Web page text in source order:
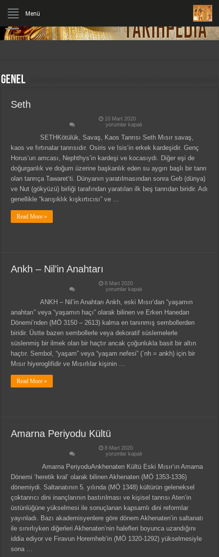
Genel
Seth
10 Mart 2020
Seth
yorumlar kapalı
SETHKötülük, Savaş, Kaos Tanrısı Seth Mısır savaş,
kaos ve fırtınalar tanrısıdır. Osiris ve Isis‘in erkek kardeşidir. Genç
Horus‘un amcası, Nephthys’in kardeşi ve kocasıydı. Diğer eşi de
doğurganlık ve doğum üzerine başkanlık eden su aygırı başlı bir tanrı
olan tanrıça Tawaret‘ti. Dünyanın yaratılmasından sonra Geb (dünya)
ve Nut (gökyüzü) birliği tarafından yaratılan ilk beş tanrıdan biridir. Adı
genellikle “karışıklık kışkırtıcısı” ve …
Read More »
Ankh – Nil’in Anahtarı
8 Mart 2020
Ankh
Nil’in
Anahtarı
için
yorumlar kapalı
ANKH – Nil’in Anahtarı Ankh, eski Mısır’dan “yaşamın
anahtarı” veya “yaşamın haçı” olarak bilinen ve Erken Hanedan
Dönemi’nden (MÖ 3150 – 2613) kalma en tanınmış sembollerden
biridir. Üstte bazen sembollerle veya dekoratif süslemelerle
süslenmiş bir ilmek olan bir haçtır ancak çoğunlukla basit bir altın
haçtır. Sembol, “yaşam” veya “yaşam nefesi” (`nh = ankh) için bir
Mısır hiyeroglifidir ve Mısırlılar kişinin …
Read More »
Amarna Periyodu Kültü
8 Mart 2020
Amarna
Kültü
için
yorumlar kapalı
Amarna PeriyoduAnkhenaten Kültü Eski Mısır’ın Amarna
Dönemi ‘heretik kral’ olarak bilinen Akhenaten (MÖ 1353-1336)
dönemiydi. Saltanatının 5. yılında (MÖ 1348) kültürün geleneksel
çoktanrıcı dini inançlarının bastırılması ve kişisel tanrısı Aten‘in
üstünlüğüne yükselmesi ile sonuçlanan kapsamlı dini reformlar
yayınladı. Bazı akademisyenlere göre dönem Akhenaten’in saltanatı
ile sınırlıyken diğerleri Akhenaten’nin halefleri boyunca uzandığını
iddia ediyor ve Firavun Horemheb‘in (MÖ 1320-1292) yükselmesiyle
sona …
Menü